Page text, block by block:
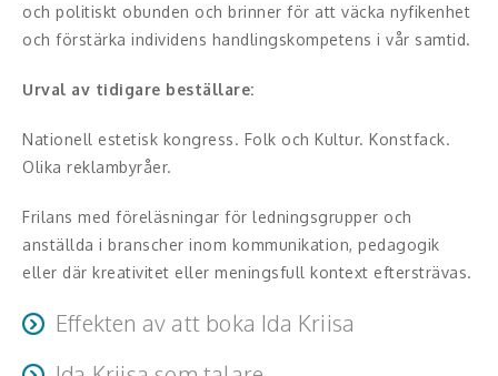
Underhållning
Affärsnytta
Effektivitet, framgång
Försäljning, marknadsföring, service,
kundfokus
Förändring, organisation,
och politiskt obunden och brinner för att väcka nyfikenhet
och förstärka individens handlingskompetens i vår samtid.
Urval av tidigare beställare:
Nationell estetisk kongress. Folk och Kultur. Konstfack.
Olika reklambyråer.
Frilans med föreläsningar för ledningsgrupper och
anställda i branscher inom kommunikation, pedagogik
eller där kreativitet eller meningsfull kontext eftersträvas.
Effekten av att boka Ida Kriisa